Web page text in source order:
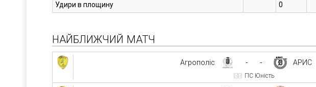
Удири в площину
0
НАЙБЛИЖЧИЙ МАТЧ
Агрополіс - - АРИС
ПС Юність